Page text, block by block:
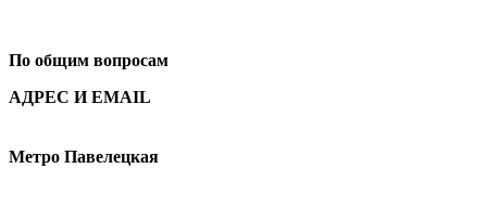
По общим вопросам
АДРЕС И EMAIL
Метро Павелецкая